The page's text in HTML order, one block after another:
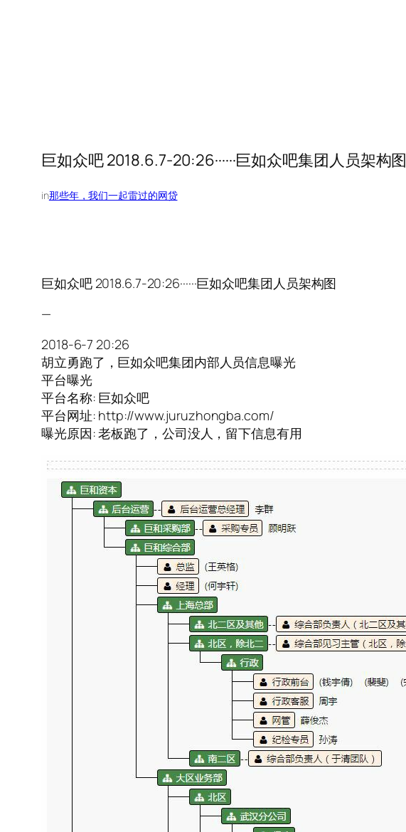
巨如众吧 2018.6.7-20:26······巨如众吧集团人员架构图
in那些年，我们一起雷过的网贷
巨如众吧 2018.6.7-20:26······巨如众吧集团人员架构图
—
2018-6-7 20:26
胡立勇跑了，巨如众吧集团内部人员信息曝光
平台曝光
平台名称: 巨如众吧
平台网址: http://www.juruzhongba.com/
曝光原因: 老板跑了，公司没人，留下信息有用